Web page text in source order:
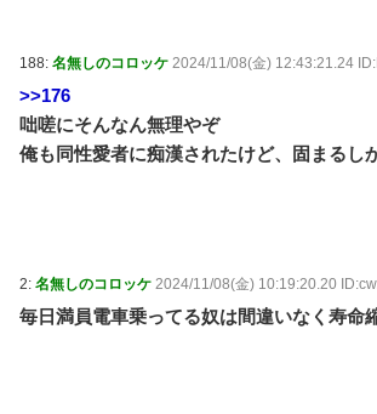
188: 名無しのコロッケ 2024/11/08(金) 12:43:21.24
>>176
咄嗟にそんなん無理やぞ
俺も同性愛者に痴漢されたけど、固まるし
2: 名無しのコロッケ 2024/11/08(金) 10:19:20.20
毎日満員電車乗ってる奴は間違いなく寿命